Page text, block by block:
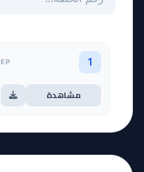
1
EP
مشاهدة